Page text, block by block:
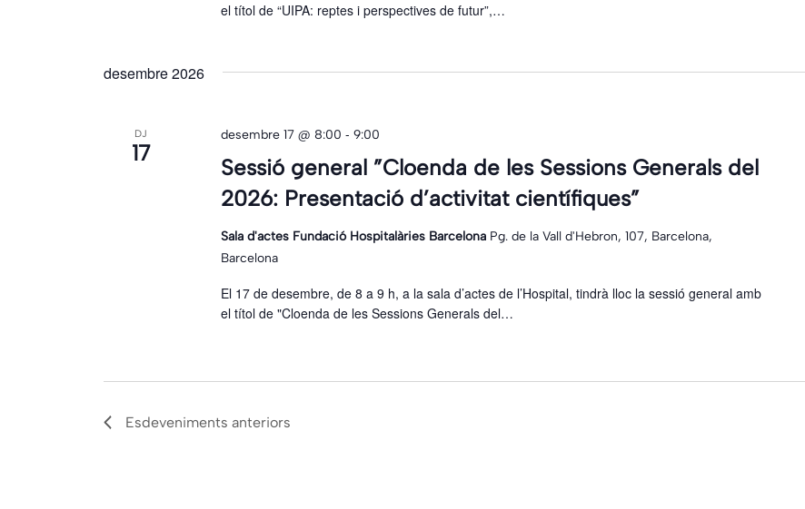
el títol de “UIPA: reptes i perspectives de futur”,…
desembre 2026
DJ
17
Sessió general ”Cloenda de les Sessions Generals del
2026: Presentació d’activitat científiques”
desembre 17 @ 8:00 -9:00
Sala d'actes Fundació Hospitalàries Barcelona Pg. de la Vall d'Hebron, 107, Barcelona,
Barcelona
El 17 de desembre, de 8 a 9 h, a la sala d’actes de l’Hospital, tindrà lloc la sessió general amb
el títol de "Cloenda de les Sessions Generals del…
Esdeveniments anteriors